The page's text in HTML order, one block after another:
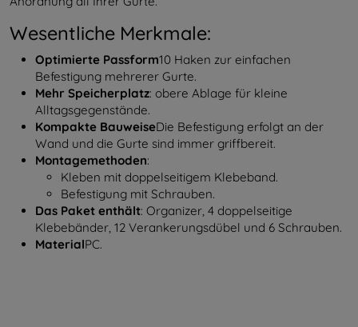
Wesentliche Merkmale:
Optimierte Passform10 Haken zur einfachen
Befestigung mehrerer Gurte.
Mehr Speicherplatz: obere Ablage für kleine
Alltagsgegenstände.
Kompakte BauweiseDie Befestigung erfolgt an der
Wand und die Gurte sind immer griffbereit.
Montagemethoden:
Kleben mit doppelseitigem Klebeband.
Befestigung mit Schrauben.
Das Paket enthält: Organizer, 4 doppelseitige
Klebebänder, 12 Verankerungsdübel und 6 Schrauben.
MaterialPC.